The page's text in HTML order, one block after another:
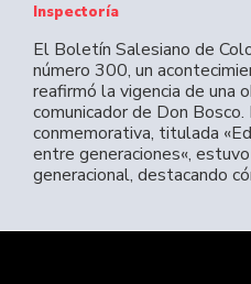
Inspectoría
El Boletín Salesiano de
número 300, un
reafirmó la vigencia de una
comunicador de Don Bosco.
conmemorativa, titulada
entre generaciones«,
generacional, destacando